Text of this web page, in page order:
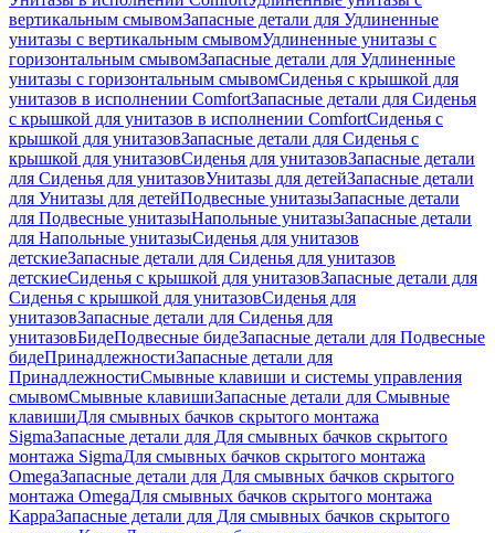
вертикальным смывомЗапасные детали для Удлиненные
унитазы с вертикальным смывомУдлиненные унитазы с
горизонтальным смывомЗапасные детали для Удлиненные
унитазы с горизонтальным смывомСиденья с крышкой для
унитазов в исполнении ComfortЗапасные детали для Сиденья
с крышкой для унитазов в исполнении ComfortСиденья с
крышкой для унитазовЗапасные детали для Сиденья с
крышкой для унитазовСиденья для унитазовЗапасные детали
для Сиденья для унитазовУнитазы для детейЗапасные детали
для Унитазы для детейПодвесные унитазыЗапасные детали
для Подвесные унитазыНапольные унитазыЗапасные детали
для Напольные унитазыСиденья для унитазов
детскиеЗапасные детали для Сиденья для унитазов
детскиеСиденья с крышкой для унитазовЗапасные детали для
Сиденья с крышкой для унитазовСиденья для
унитазовЗапасные детали для Сиденья для
унитазовБидеПодвесные бидеЗапасные детали для Подвесные
бидеПринадлежностиЗапасные детали для
ПринадлежностиСмывные клавиши и системы управления
смывомСмывные клавишиЗапасные детали для Смывные
клавишиДля смывных бачков скрытого монтажа
SigmaЗапасные детали для Для смывных бачков скрытого
монтажа SigmaДля смывных бачков скрытого монтажа
OmegaЗапасные детали для Для смывных бачков скрытого
монтажа OmegaДля смывных бачков скрытого монтажа
KappaЗапасные детали для Для смывных бачков скрытого